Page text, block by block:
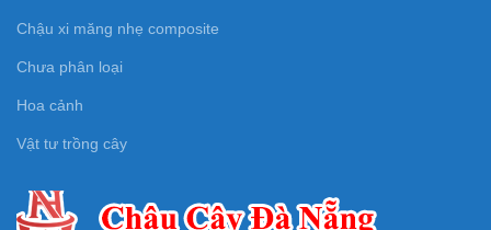
Chậu xi măng nhẹ composite
Chưa phân loại
Hoa cảnh
Vật tư trồng cây